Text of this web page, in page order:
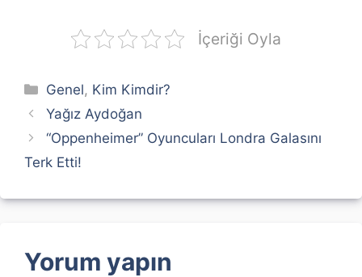
İçeriği Oyla
Kategoriler
Genel, Kim Kimdir?
Yağız Aydoğan
“Oppenheimer” Oyuncuları Londra Galasını
Terk Etti!
Yorum yapın